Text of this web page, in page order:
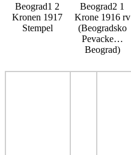
Beograd1 2
Kronen 1917
Stempel
Beograd2 1
Krone 1916 rv
(Beogradsko
Pevacke…
Beograd)